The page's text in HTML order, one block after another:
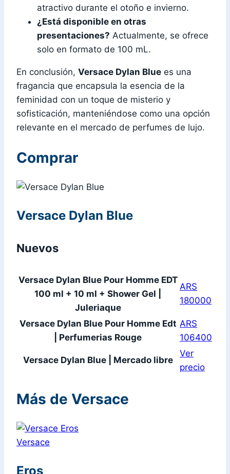
atractivo durante el otoño e invierno.
¿Está disponible en otras
presentaciones? Actualmente, se ofrece
solo en formato de 100 mL.
En conclusión, Versace Dylan Blue es una
fragancia que encapsula la esencia de la
feminidad con un toque de misterio y
sofisticación, manteniéndose como una opción
relevante en el mercado de perfumes de lujo.
Comprar
Versace Dylan Blue
Nuevos
Versace Dylan Blue Pour Homme EDT
100 ml + 10 ml + Shower Gel |
Juleriaque
ARS
180000
Versace Dylan Blue Pour Homme Edt
| Perfumerias Rouge
ARS
106400
Versace Dylan Blue | Mercado libre
Ver
precio
Más de Versace
Versace
Eros